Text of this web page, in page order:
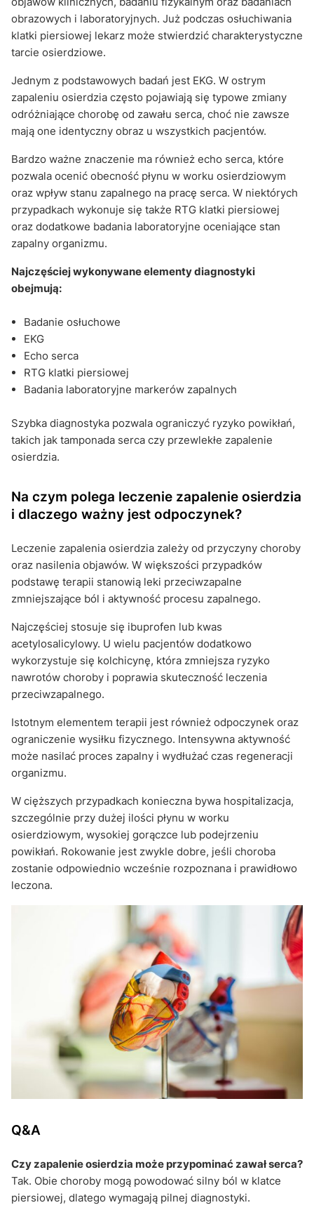
obrazowych i laboratoryjnych. Już podczas osłuchiwania
klatki piersiowej lekarz może stwierdzić charakterystyczne
tarcie osierdziowe.
Jednym z podstawowych badań jest EKG. W ostrym
zapaleniu osierdzia często pojawiają się typowe zmiany
odróżniające chorobę od zawału serca, choć nie zawsze
mają one identyczny obraz u wszystkich pacjentów.
Bardzo ważne znaczenie ma również echo serca, które
pozwala ocenić obecność płynu w worku osierdziowym
oraz wpływ stanu zapalnego na pracę serca. W niektórych
przypadkach wykonuje się także RTG klatki piersiowej
oraz dodatkowe badania laboratoryjne oceniające stan
zapalny organizmu.
Najczęściej wykonywane elementy diagnostyki
obejmują:
Badanie osłuchowe
EKG
Echo serca
RTG klatki piersiowej
Badania laboratoryjne markerów zapalnych
Szybka diagnostyka pozwala ograniczyć ryzyko powikłań,
takich jak tamponada serca czy przewlekłe zapalenie
osierdzia.
Na czym polega leczenie zapalenie osierdzia
i dlaczego ważny jest odpoczynek?
Leczenie zapalenia osierdzia zależy od przyczyny choroby
oraz nasilenia objawów. W większości przypadków
podstawę terapii stanowią leki przeciwzapalne
zmniejszające ból i aktywność procesu zapalnego.
Najczęściej stosuje się ibuprofen lub kwas
acetylosalicylowy. U wielu pacjentów dodatkowo
wykorzystuje się kolchicynę, która zmniejsza ryzyko
nawrotów choroby i poprawia skuteczność leczenia
przeciwzapalnego.
Istotnym elementem terapii jest również odpoczynek oraz
ograniczenie wysiłku fizycznego. Intensywna aktywność
może nasilać proces zapalny i wydłużać czas regeneracji
organizmu.
W cięższych przypadkach konieczna bywa hospitalizacja,
szczególnie przy dużej ilości płynu w worku
osierdziowym, wysokiej gorączce lub podejrzeniu
powikłań. Rokowanie jest zwykle dobre, jeśli choroba
zostanie odpowiednio wcześnie rozpoznana i prawidłowo
leczona.
Q&A
Czy zapalenie osierdzia może przypominać zawał serca?
Tak. Obie choroby mogą powodować silny ból w klatce
piersiowej, dlatego wymagają pilnej diagnostyki.